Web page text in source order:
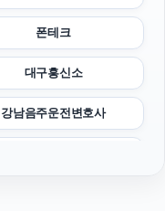
폰테크
대구흥신소
강남음주운전변호사